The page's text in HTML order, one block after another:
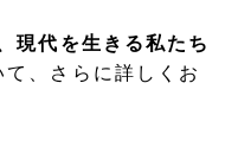
現代を生きる私たち
て、さらに詳しくお